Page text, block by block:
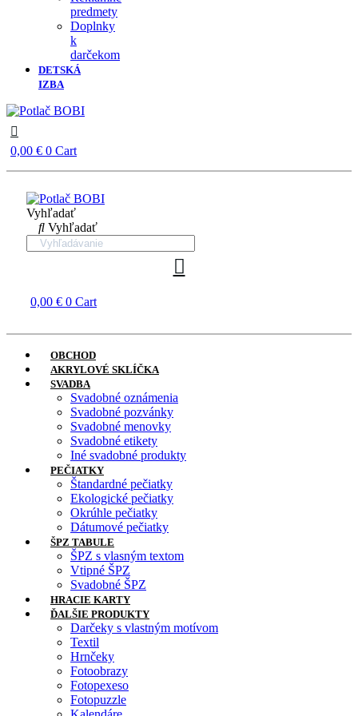
predmety
Doplnky
k
darčekom
DETSKÁ
IZBA
0,00 € 0 Cart
Vyhľadať
Vyhľadať
0,00 € 0 Cart
OBCHOD
AKRYLOVÉ SKLÍČKA
SVADBA
Svadobné oznámenia
Svadobné pozvánky
Svadobné menovky
Svadobné etikety
Iné svadobné produkty
PEČIATKY
Štandardné pečiatky
Ekologické pečiatky
Okrúhle pečiatky
Dátumové pečiatky
ŠPZ TABULE
ŠPZ s vlasným textom
Vtipné ŠPZ
Svadobné ŠPZ
HRACIE KARTY
ĎALŠIE PRODUKTY
Darčeky s vlastným motívom
Textil
Hrnčeky
Fotoobrazy
Fotopexeso
Fotopuzzle